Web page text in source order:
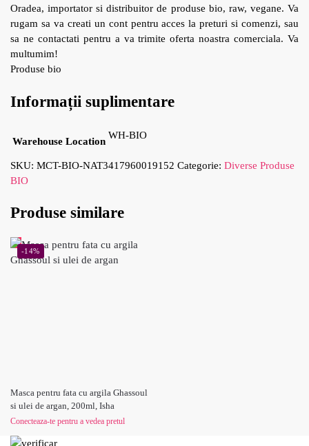
Oradea, importator si distribuitor de produse bio, raw, vegane. Va
rugam sa va creati un cont pentru acces la preturi si comenzi, sau
sa ne contactati pentru a va trimite oferta noastra comerciala. Va
multumim!
Produse bio
Informații suplimentare
Warehouse Location
WH-BIO
SKU: MCT-BIO-NAT3417960019152 Categorie: Diverse Produse
BIO
Produse similare
-14%
Masca pentru fata cu argila Ghassoul
si ulei de argan, 200ml, Isha
Conecteaza-te pentru a vedea pretul